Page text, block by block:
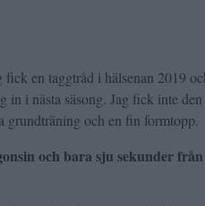
fick en taggtråd i hälsenan 2019
i nästa säsong. Jag fick inte den
och en fin formtopp.
och bara sju sekunder